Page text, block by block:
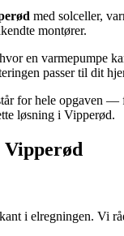
med solceller,
montører.
en varmepumpe
passer til dit
for hele opgaven
løsning i Vipperød.
Vipperød
i elregningen. Vi